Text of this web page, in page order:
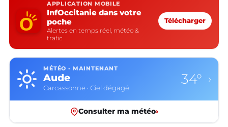
APPLICATION MOBILE
InfOccitanie dans votre
poche
Alertes en temps réel, météo &
trafic
Télécharger
MÉTÉO · MAINTENANT
Aude
Carcassonne · Ciel dégagé
34° ›
Consulter ma météo›